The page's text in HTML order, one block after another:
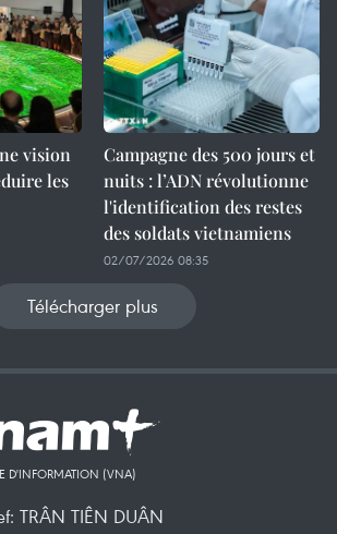
vision
les
Campagne des 500 jours et
nuits : l’ADN révolutionne
l'identification des restes
des soldats vietnamiens
02/07/2026 08:35
Télécharger plus
D'INFORMATION (VNA)
TRÂN TIÊN DUÂN